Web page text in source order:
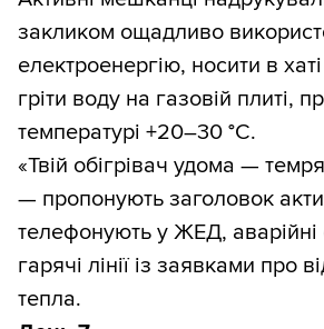
закликом ощадливо
електроенергію, носити в
гріти воду на газовій плиті,
температурі +20–30 °С.
«Твій обігрівач удома —
— пропонують заголовок
телефонують у ЖЕД,
гарячі лінії із заявками про
тепла.